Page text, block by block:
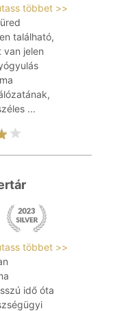
többet >>
található,
van jelen
...
többet >>
idő óta